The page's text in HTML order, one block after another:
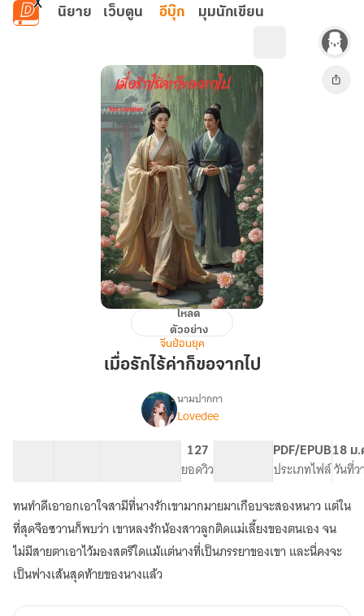
ข้ามไปยังเนื้อหาหลัก
นิยาย เว็บตูน อีบุ๊ก มุมนักเขียน
ไร้
โหลด
ตัวอย่าง
จีนย้อนยุค
เมื่อรักไร้ค่าก็ขอจากไป
เรื่อง
รัก
ไร้
ค่า
ขอ
จาก
ไป
นามปากกา
Lovedee
127
ยอดวิว
PDF/EPUB
ประเภทไฟล์
18 ม
วันที่ว
ทนทำดีเอาอกเอาใจสามีที่นางรักเขามากมายมาเกือบจะสองหนาว แต่ใน
ที่สุดจือซวานก็พบว่า เขาหลงรักน้องสาวลูกติดแม่เลี้ยงของตนเอง จน
ไม่มีสายตาเอาไว้มองสตรีใดแม้แต่นางที่เป็นภรรยาของเขา และนี่คงจะ
เป็นฟางเส้นสุดท้ายของนางแล้ว